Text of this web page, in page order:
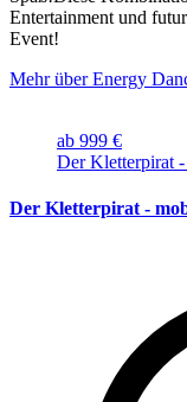
Entertainment und
Event!
Mehr über Energy
ab 999 €
Der Kletterpirat
Der Kletterpirat -